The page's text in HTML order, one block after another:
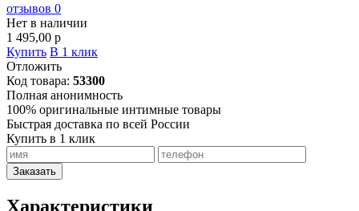
отзывов 0
Нет в наличии
1 495,00 p
Купить В 1 клик
Отложить
Код товара: 53300
Полная анонимность
100% оригинальные интимные товары
Быстрая доставка по всей России
Купить в 1 клик
Заказать
Характеристики